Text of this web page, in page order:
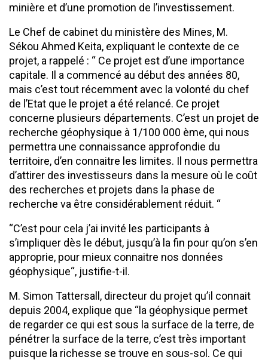
minière et d’une promotion de l’investissement.
Le Chef de cabinet du ministère des Mines, M.
Sékou Ahmed Keita, expliquant le contexte de ce
projet, a rappelé : “ Ce projet est d’une importance
capitale. Il a commencé au début des années 80,
mais c’est tout récemment avec la volonté du chef
de l’Etat que le projet a été relancé. Ce projet
concerne plusieurs départements. C’est un projet de
recherche géophysique à 1/100 000 ème, qui nous
permettra une connaissance approfondie du
territoire, d’en connaitre les limites. Il nous permettra
d’attirer des investisseurs dans la mesure où le coût
des recherches et projets dans la phase de
recherche va être considérablement réduit. “
“C’est pour cela j’ai invité les participants à
s’impliquer dès le début, jusqu’à la fin pour qu’on s’en
approprie, pour mieux connaitre nos données
géophysique“, justifie-t-il.
M. Simon Tattersall, directeur du projet qu’il connait
depuis 2004, explique que ‘‘la géophysique permet
de regarder ce qui est sous la surface de la terre, de
pénétrer la surface de la terre, c’est très important
puisque la richesse se trouve en sous-sol. Ce qui